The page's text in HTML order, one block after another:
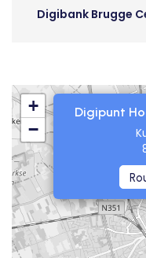
Digibank Brugge
Digipunt
+
−